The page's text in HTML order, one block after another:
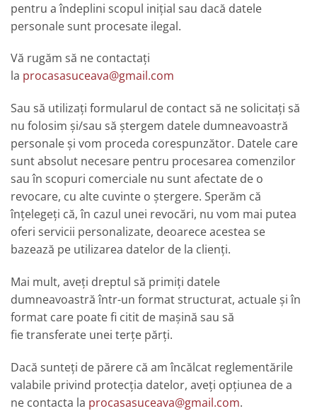
pentru a îndeplini scopul inițial sau dacă datele
personale sunt procesate ilegal.
Vă rugăm să ne contactați
la procasasuceava@gmail.com
Sau să utilizați formularul de contact să ne solicitați să
nu folosim și/sau să ștergem datele dumneavoastră
personale și vom proceda corespunzător. Datele care
sunt absolut necesare pentru procesarea comenzilor
sau în scopuri comerciale nu sunt afectate de o
revocare, cu alte cuvinte o ștergere. Sperăm că
înțelegeți că, în cazul unei revocări, nu vom mai putea
oferi servicii personalizate, deoarece acestea se
bazează pe utilizarea datelor de la clienți.
Mai mult, aveți dreptul să primiți datele
dumneavoastră într-un format structurat, actuale și în
format care poate fi citit de mașină sau să
fie transferate unei terțe părți.
Dacă sunteți de părere că am încălcat reglementările
valabile privind protecția datelor, aveți opțiunea de a
ne contacta la procasasuceava@gmail.com.